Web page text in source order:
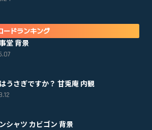
ードランキング
堂 背景
うさぎですか？ 甘兎庵 内観
シャツ カビゴン 背景